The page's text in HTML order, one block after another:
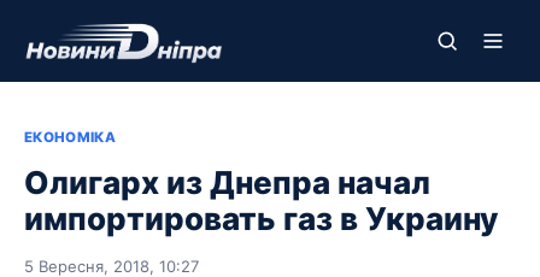
ЕКОНОМІКА
Олигарх из Днепра начал
импортировать газ в Украину
5 Вересня, 2018, 10:27